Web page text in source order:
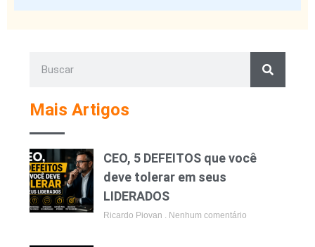
Mais Artigos
CEO, 5 DEFEITOS que você
deve tolerar em seus
LIDERADOS
Ricardo Piovan Nenhum comentário